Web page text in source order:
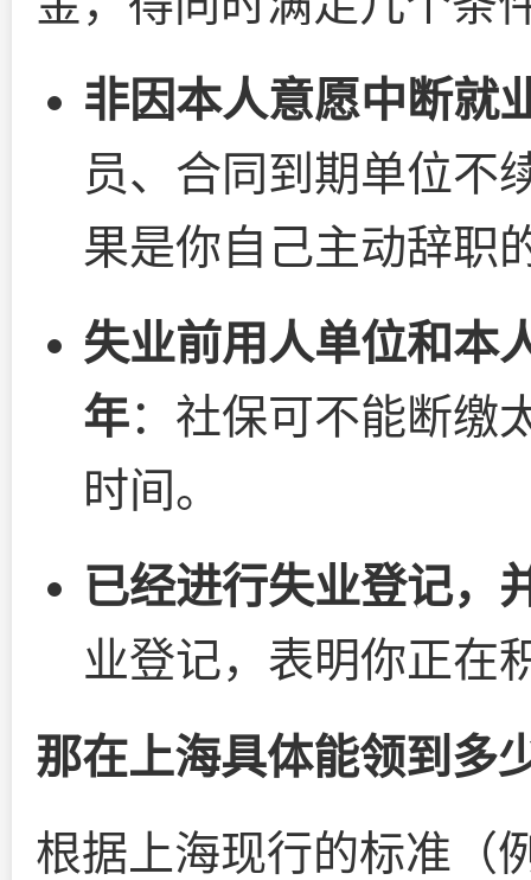
非因本人意愿中断就
员、合同到期单位不
果是你自己主动辞职
失业前用人单位和本
年：社保可不能断缴
时间。
已经进行失业登记，
业登记，表明你正在
那在上海具体能领到多
根据上海现行的标准（